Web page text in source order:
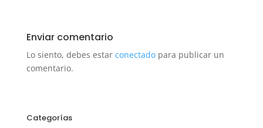
Enviar comentario
Lo siento, debes estar conectadopara publicar un
comentario.
Categorías